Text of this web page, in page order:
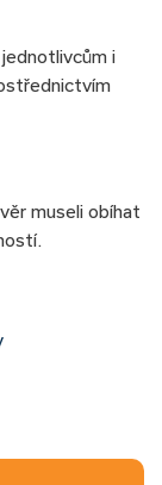
i
museli obíhat